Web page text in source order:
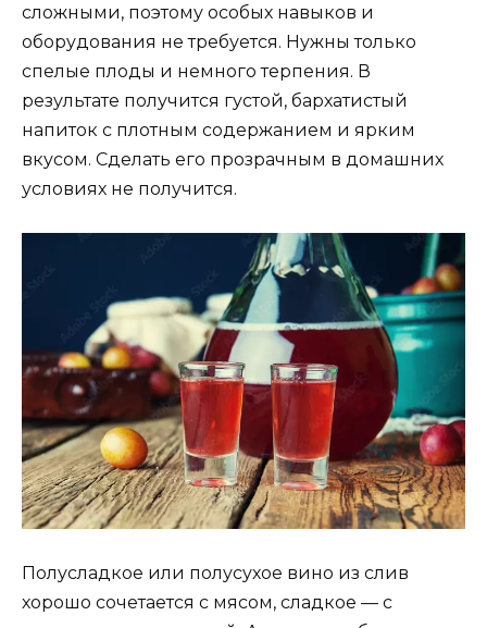
сложными, поэтому особых навыков и
оборудования не требуется. Нужны только
спелые плоды и немного терпения. В
результате получится густой, бархатистый
напиток с плотным содержанием и ярким
вкусом. Сделать его прозрачным в домашних
условиях не получится.
Полусладкое или полусухое вино из слив
хорошо сочетается с мясом, сладкое — с